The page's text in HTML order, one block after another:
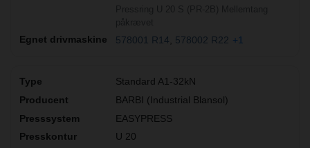
578001 R14 578002 R22 +1
Standard A1-32kN
BARBI (Industrial Blansol)
EASYPRESS
U 20